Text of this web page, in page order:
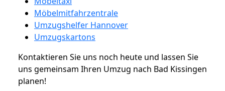
Möbelmitfahrzentrale
Umzugshelfer Hannover
Umzugskartons
Kontaktieren Sie uns noch heute und lassen Sie
uns gemeinsam Ihren Umzug nach Bad Kissingen
planen!